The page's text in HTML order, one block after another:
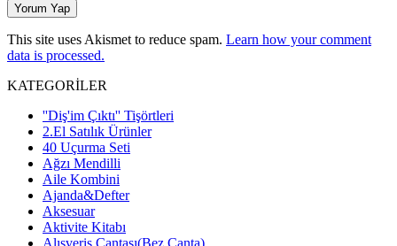
This site uses Akismet to reduce spam. Learn how your comment
data is processed.
KATEGORİLER
''Diş'im Çıktı'' Tişörtleri
2.El Satılık Ürünler
40 Uçurma Seti
Ağzı Mendilli
Aile Kombini
Ajanda&Defter
Aksesuar
Aktivite Kitabı
Alışveriş Çantası(Bez Çanta)